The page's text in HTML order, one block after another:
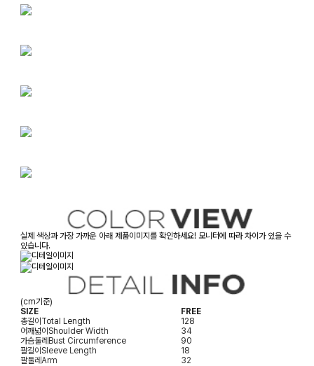
실제 색상과 가장 가까운 아래 제품이미지를 확인하세요! 모니터에 따라 차이가 있을 수
있습니다.
(cm기준)
SIZE
FREE
총길이Total Length
128
어깨넓이Shoulder Width
34
가슴둘레Bust Circumference
90
팔길이Sleeve Length
18
팔둘레Arm
32